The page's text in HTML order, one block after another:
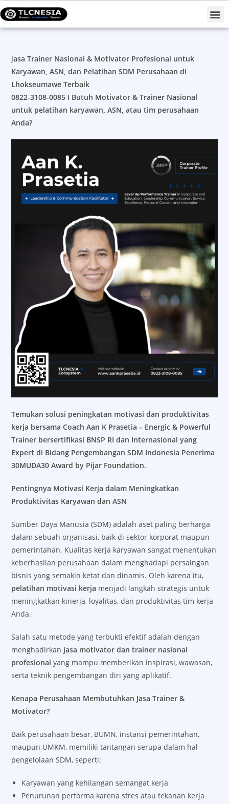
Jasa Trainer Nasional & Motivator Profesional untuk
Karyawan, ASN, dan Pelatihan SDM Perusahaan di
Lhokseumawe Terbaik
0822-3108-0085 I Butuh Motivator & Trainer Nasional
untuk pelatihan karyawan, ASN, atau tim perusahaan
Anda?
Temukan solusi peningkatan motivasi dan produktivitas
kerja bersama Coach Aan K Prasetia – Energic & Powerful
Trainer bersertifikasi BNSP RI dan Internasional yang
Expert di Bidang Pengembangan SDM Indonesia Penerima
30MUDA30 Award by Pijar Foundation.
Pentingnya Motivasi Kerja dalam Meningkatkan
Produktivitas Karyawan dan ASN
Sumber Daya Manusia (SDM) adalah aset paling berharga
dalam sebuah organisasi, baik di sektor korporat maupun
pemerintahan. Kualitas kerja karyawan sangat menentukan
keberhasilan perusahaan dalam menghadapi persaingan
bisnis yang semakin ketat dan dinamis. Oleh karena itu,
pelatihan motivasi kerja menjadi langkah strategis untuk
meningkatkan kinerja, loyalitas, dan produktivitas tim kerja
Anda.
Salah satu metode yang terbukti efektif adalah dengan
menghadirkan jasa motivator dan trainer nasional
profesional yang mampu memberikan inspirasi, wawasan,
serta teknik pengembangan diri yang aplikatif.
Kenapa Perusahaan Membutuhkan Jasa Trainer &
Motivator?
Baik perusahaan besar, BUMN, instansi pemerintahan,
maupun UMKM, memiliki tantangan serupa dalam hal
pengelolaan SDM, seperti:
Karyawan yang kehilangan semangat kerja
Penurunan performa karena stres atau tekanan kerja